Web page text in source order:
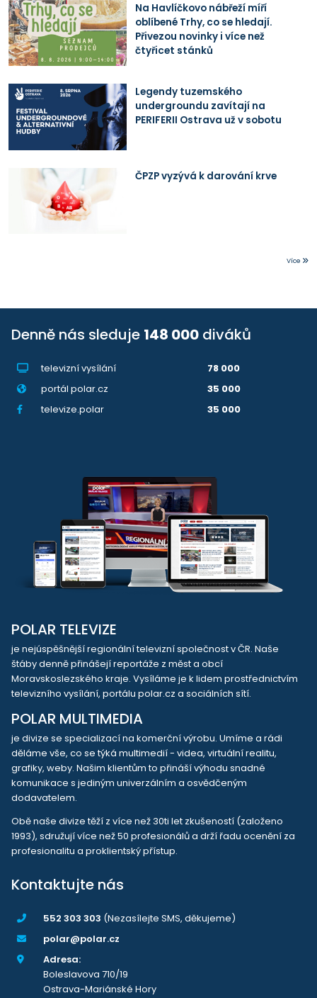
Na Havlíčkovo nábřeží míří
oblíbené Trhy, co se hledají.
Přivezou novinky i více než
čtyřicet stánků
Legendy tuzemského
undergroundu zavítají na
PERIFERII Ostrava už v sobotu
ČPZP vyzývá k darování krve
Více
Denně nás sleduje 148 000 diváků
televizní vysílání
78 000
portál polar.cz
35 000
televize.polar
35 000
POLAR TELEVIZE
je nejúspěšnější regionální televizní společnost v ČR. Naše
štáby denně přinášejí reportáže z měst a obcí
Moravskoslezského kraje. Vysíláme je k lidem prostřednictvím
televizního vysílání, portálu polar.cz a sociálních sítí.
POLAR MULTIMEDIA
je divize se specializací na komerční výrobu. Umíme a rádi
děláme vše, co se týká multimedií - videa, virtuální realitu,
grafiky, weby. Našim klientům to přináší výhodu snadné
komunikace s jediným univerzálním a osvědčeným
dodavatelem.
Obě naše divize těží z více než 30ti let zkušeností (založeno
1993), sdružují více než 50 profesionálů a drží řadu ocenění za
profesionalitu a proklientský přístup.
Kontaktujte nás
552 303 303 (Nezasílejte SMS, děkujeme)
polar@polar.cz
Adresa:
Boleslavova 710/19
Ostrava-Mariánské Hory